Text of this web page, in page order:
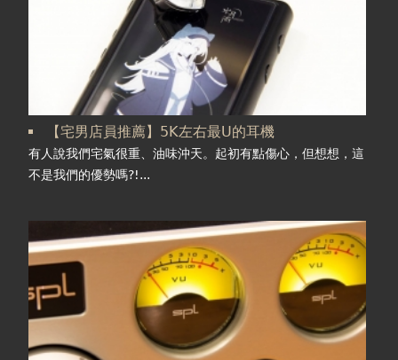
【宅男店員推薦】5K左右最U的耳機
有人說我們宅氣很重、油味沖天。起初有點傷心，但想想，這
不是我們的優勢嗎?!...